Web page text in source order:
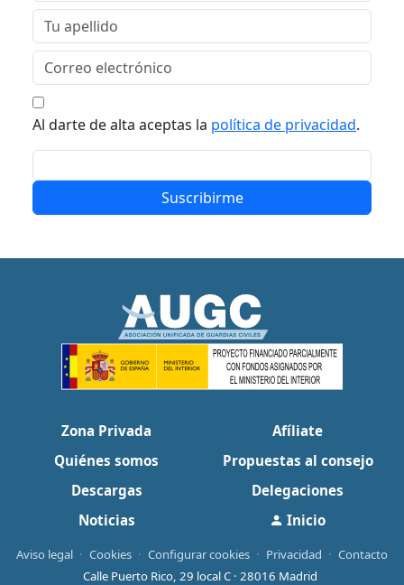
Al darte de alta aceptas la política de privacidad.
Suscribirme
Zona Privada
Afíliate
Quiénes somos
Propuestas al consejo
Descargas
Delegaciones
Noticias
Inicio
Aviso legal · Cookies · Configurar cookies · Privacidad · Contacto
Calle Puerto Rico, 29 local C · 28016 Madrid